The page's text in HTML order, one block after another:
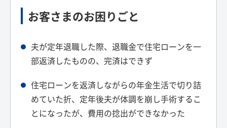
お客さまのお困りごと
夫が定年退職した際、退職金で住宅ローンを一
部返済したものの、完済はできず
住宅ローンを返済しながらの年金生活で切り詰
めていた折、定年後夫が体調を崩し手術するこ
とになったが、費用の捻出ができなかった